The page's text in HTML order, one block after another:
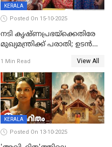
KERALA
Posted On 15-10-2025
നടി കൃഷ്ണപ്രഭയ്‌ക്കെതിരേ
മുഖ്യമന്ത്രിക്ക് പരാതി; ഉടൻ
പരാതിയിൽ
1 Min Read View All
KERALA
Posted On 13-10-2025